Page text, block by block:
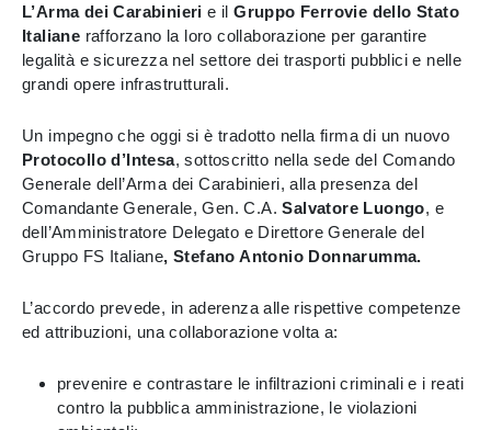
L’Arma dei Carabinieri e ilGruppo Ferrovie dello Stato
Italiane rafforzano la loro collaborazione per garantire
legalità e sicurezza nel settore dei trasporti pubblici e nelle
grandi opere infrastrutturali.
Un impegno che oggi si è tradotto nella firma di un nuovo
Protocollo d’Intesa, sottoscritto nella sede del Comando
Generale dell’Arma dei Carabinieri, alla presenza del
Comandante Generale, Gen. C.A.Salvatore Luongo, e
dell’Amministratore Delegato e Direttore Generale del
Gruppo FS Italiane, Stefano Antonio Donnarumma.
L’accordo prevede, in aderenza alle rispettive competenze
ed attribuzioni, una collaborazione volta a:
prevenire e contrastare le infiltrazioni criminali e i reati
contro la pubblica amministrazione, le violazioni